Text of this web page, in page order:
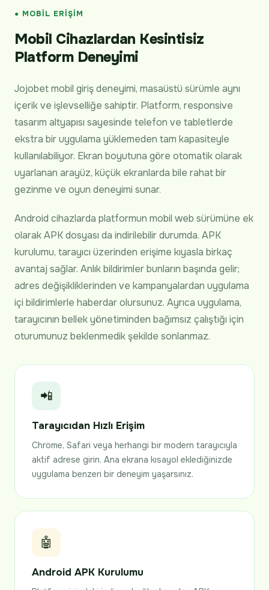
● MOBIL ERIŞIM
Mobil Cihazlardan Kesintisiz
Platform Deneyimi
Jojobet mobil giriş deneyimi, masaüstü sürümle aynı
içerik ve işlevselliğe sahiptir. Platform, responsive
tasarım altyapısı sayesinde telefon ve tabletlerde
ekstra bir uygulama yüklemeden tam kapasiteyle
kullanılabiliyor. Ekran boyutuna göre otomatik olarak
uyarlanan arayüz, küçük ekranlarda bile rahat bir
gezinme ve oyun deneyimi sunar.
Android cihazlarda platformun mobil web sürümüne ek
olarak APK dosyası da indirilebilir durumda. APK
kurulumu, tarayıcı üzerinden erişime kıyasla birkaç
avantaj sağlar. Anlık bildirimler bunların başında gelir;
adres değişikliklerinden ve kampanyalardan uygulama
içi bildirimlerle haberdar olursunuz. Ayrıca uygulama,
tarayıcının bellek yönetiminden bağımsız çalıştığı için
oturumunuz beklenmedik şekilde sonlanmaz.
📲
Tarayıcıdan Hızlı Erişim
Chrome, Safari veya herhangi bir modern tarayıcıyla
aktif adrese girin. Ana ekrana kısayol eklediğinizde
uygulama benzeri bir deneyim yaşarsınız.
🤖
Android APK Kurulumu